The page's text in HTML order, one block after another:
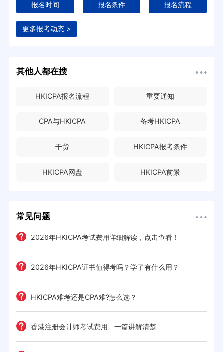
报名时间 报名条件 报名流程
更多报考动态 >
其他人都在搜
HKICPA报名流程 重要通知
CPA与HKICPA 备考HKICPA
干货 HKICPA报考条件
HKICPA网盘 HKICPA前景
常见问题
2026年HKICPA考试费用详细解读，点击查看！
2026年HKICPA证书值得考吗？学了有什么用？
HKICPA难考还是CPA难?怎么选？
香港注册会计师考试费用，一篇讲解清楚